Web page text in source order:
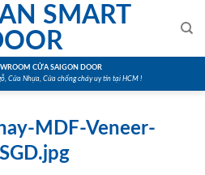
CỬA SAIGON DOOR
Cửa Nhựa, Cửa chống cháy uy tín tại HCM !
MDF-Veneer-